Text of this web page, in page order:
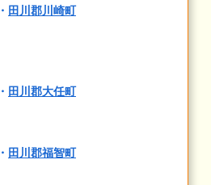
・ 田川郡川崎町
・ 田川郡大任町
・ 田川郡福智町